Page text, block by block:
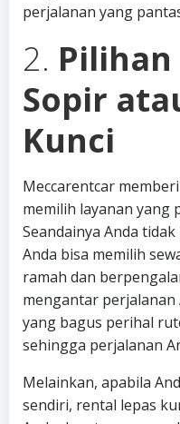
perjalanan yang
2. Pilihan
Sopir
Kunci
Meccarentcar
memilih layanan yang
Seandainya Anda
Anda bisa memilih
ramah dan
mengantar
yang bagus perihal
sehingga perjalanan
Melainkan, apabila
sendiri, rental lepas